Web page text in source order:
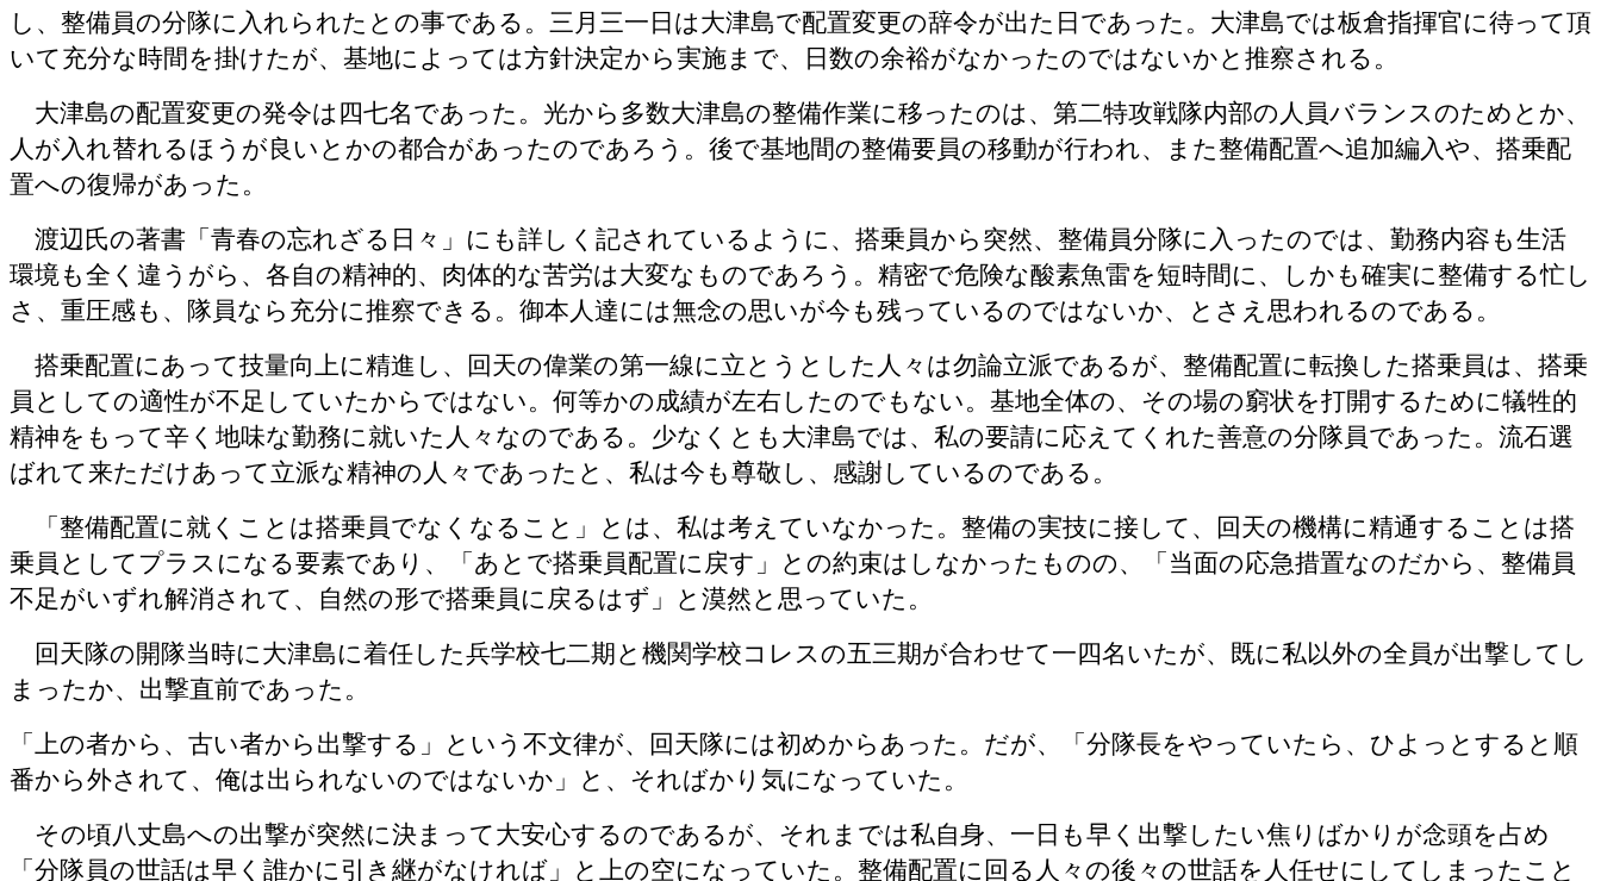
し、整備員の分隊に入れられたとの事である。三月三一日は大津島で配置変更の辞令が出た日であった。大津島では板倉指揮官に待って頂
いて充分な時間を掛けたが、基地によっては方針決定から実施まで、日数の余裕がなかったのではないかと推察される。
大津島の配置変更の発令は四七名であった。光から多数大津島の整備作業に移ったのは、第二特攻戦隊内部の人員バランスのためとか、
人が入れ替れるほうが良いとかの都合があったのであろう。後で基地間の整備要員の移動が行われ、また整備配置へ追加編入や、搭乗配
置への復帰があった。
渡辺氏の著書「青春の忘れざる日々」にも詳しく記されているように、搭乗員から突然、整備員分隊に入ったのでは、勤務内容も生活
環境も全く違うがら、各自の精神的、肉体的な苦労は大変なものであろう。精密で危険な酸素魚雷を短時間に、しかも確実に整備する忙し
さ、重圧感も、隊員なら充分に推察できる。御本人達には無念の思いが今も残っているのではないか、とさえ思われるのである。
搭乗配置にあって技量向上に精進し、回天の偉業の第一線に立とうとした人々は勿論立派であるが、整備配置に転換した搭乗員は、搭乗
員としての適性が不足していたからではない。何等かの成績が左右したのでもない。基地全体の、その場の窮状を打開するために犠牲的
精神をもって辛く地味な勤務に就いた人々なのである。少なくとも大津島では、私の要請に応えてくれた善意の分隊員であった。流石選
ばれて来ただけあって立派な精神の人々であったと、私は今も尊敬し、感謝しているのである。
「整備配置に就くことは搭乗員でなくなること」とは、私は考えていなかった。整備の実技に接して、回天の機構に精通することは搭
乗員としてプラスになる要素であり、「あとで搭乗員配置に戻す」との約束はしなかったものの、「当面の応急措置なのだから、整備員
不足がいずれ解消されて、自然の形で搭乗員に戻るはず」と漠然と思っていた。
回天隊の開隊当時に大津島に着任した兵学校七二期と機関学校コレスの五三期が合わせて一四名いたが、既に私以外の全員が出撃してし
まったか、出撃直前であった。
「上の者から、古い者から出撃する」という不文律が、回天隊には初めからあった。だが、「分隊長をやっていたら、ひよっとすると順
番から外されて、俺は出られないのではないか」と、そればかり気になっていた。
その頃八丈島への出撃が突然に決まって大安心するのであるが、それまでは私自身、一日も早く出撃したい焦りばかりが念頭を占め
「分隊員の世話は早く誰かに引き継がなければ」と上の空になっていた。整備配置に回る人々の後々の世話を人任せにしてしまったこと